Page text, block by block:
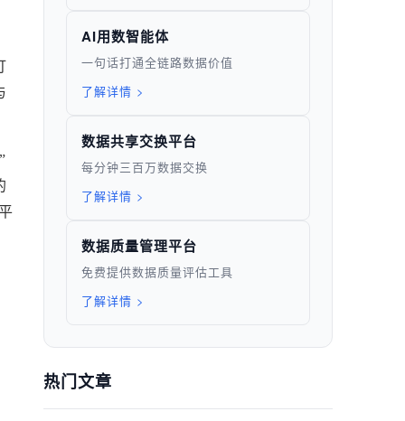
AI用数智能体
一句话打通全链路数据价值
了解详情 >
数据共享交换平台
每分钟三百万数据交换
了解详情 >
数据质量管理平台
免费提供数据质量评估工具
了解详情 >
热门文章